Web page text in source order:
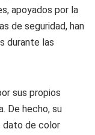
apoyados por la
de seguridad, han
durante las
sus propios
De hecho, su
dato de color